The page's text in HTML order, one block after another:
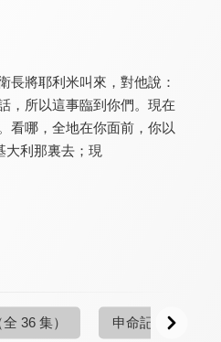
長將耶利米叫來，對他說：
，所以這事臨到你們。現在
看哪，全地在你面前，你以
大利那裏去；現
全 36 集） 申命記-徐坤靖